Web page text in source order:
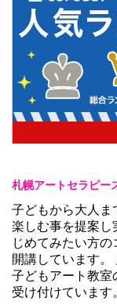
札幌アートセラピー
子どもから大人ま
楽しむ事を提案し
じめてみたい方
開講しています。
子どもアート教室
受け付けています